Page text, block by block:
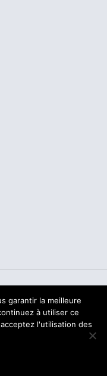
- 2020
garantir la meilleure
à utiliser ce
l'utilisation des